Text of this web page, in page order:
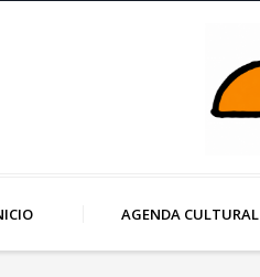
AGENDA CULTURAL